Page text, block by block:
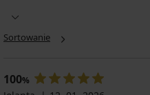
Sortowanie
100%